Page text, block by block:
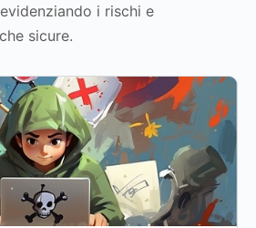
i rischi e
sicure.